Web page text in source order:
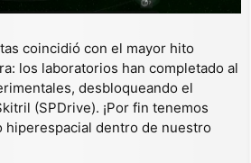
coincidió con el mayor hito
los laboratorios han completado al
desbloqueando el
(SPDrive). ¡Por fin tenemos
hiperespacial dentro de nuestro